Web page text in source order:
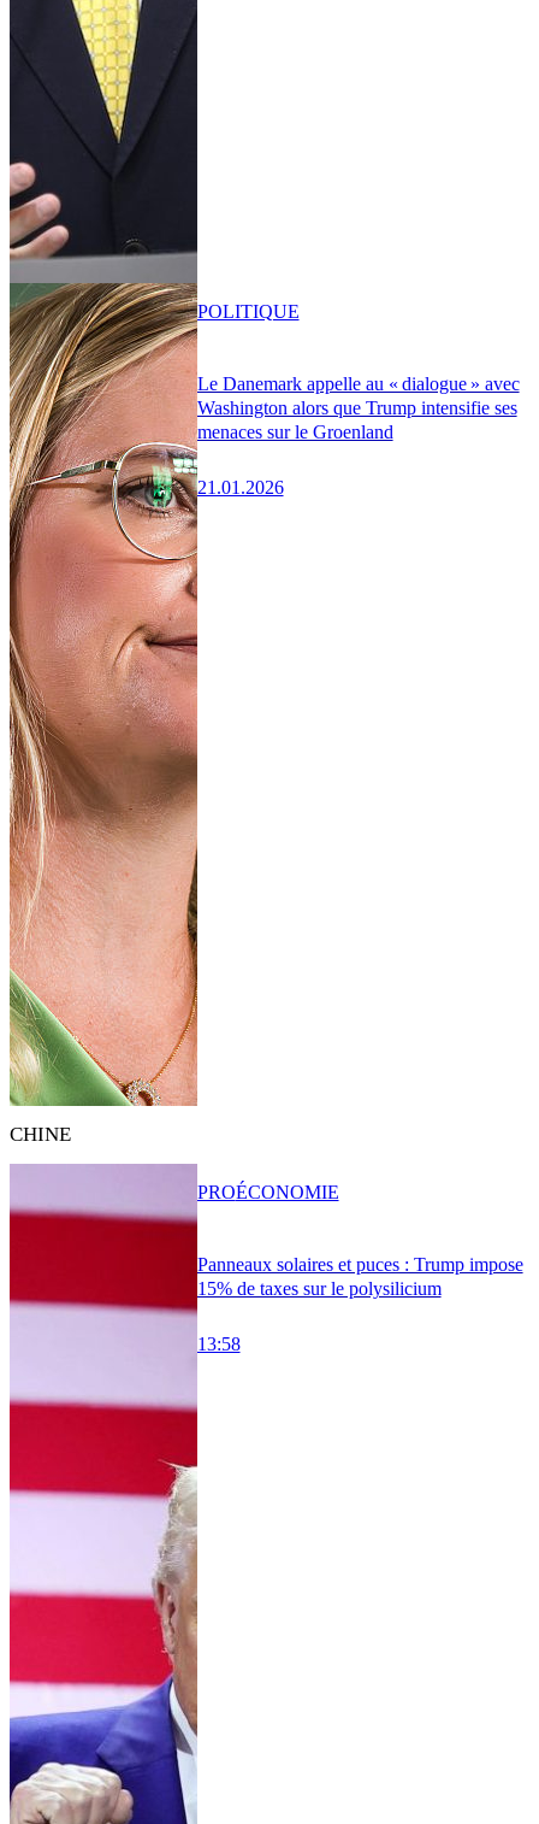
Le Danemark appelle au « dialogue » avec
Washington alors que Trump intensifie ses
menaces sur le Groenland
21.01.2026
POLITIQUE
CHINE
Panneaux solaires et puces : Trump impose
15% de taxes sur le polysilicium
13:58
PROÉCONOMIE